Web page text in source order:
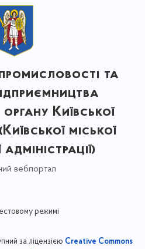
та
Київської
міської
вебпортал
режимі
за ліцензією Creative Commons